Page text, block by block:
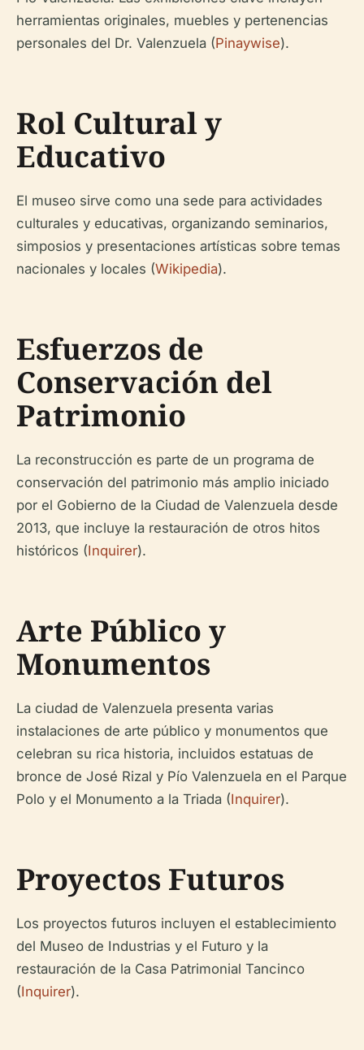
herramientas originales, muebles y pertenencias
personales del Dr. Valenzuela (Pinaywise).
Rol Cultural y
Educativo
El museo sirve como una sede para actividades
culturales y educativas, organizando seminarios,
simposios y presentaciones artísticas sobre temas
nacionales y locales (Wikipedia).
Esfuerzos de
Conservación del
Patrimonio
La reconstrucción es parte de un programa de
conservación del patrimonio más amplio iniciado
por el Gobierno de la Ciudad de Valenzuela desde
2013, que incluye la restauración de otros hitos
históricos (Inquirer).
Arte Público y
Monumentos
La ciudad de Valenzuela presenta varias
instalaciones de arte público y monumentos que
celebran su rica historia, incluidos estatuas de
bronce de José Rizal y Pío Valenzuela en el Parque
Polo y el Monumento a la Triada (Inquirer).
Proyectos Futuros
Los proyectos futuros incluyen el establecimiento
del Museo de Industrias y el Futuro y la
restauración de la Casa Patrimonial Tancinco
(Inquirer).